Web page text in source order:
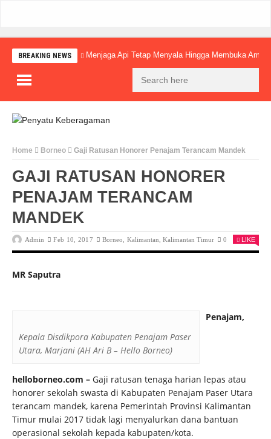
BREAKING NEWS Menjaga Api Tetap Menyala Hingga Membuka
Home Borneo Gaji Ratusan Honorer Penajam Terancam Mandek
GAJI RATUSAN HONORER
PENAJAM TERANCAM
MANDEK
Admin Feb 10, 2017 Borneo Kalimantan ,Kalimantan Timur 0 LIKE
MR Saputra
Kepala Disdikpora Kabupaten Penajam Paser
Utara, Marjani (AH Ari B – Hello Borneo)
Penajam,
helloborneo.com – Gaji ratusan tenaga harian lepas atau
honorer sekolah swasta di Kabupaten Penajam Paser Utara
terancam mandek, karena Pemerintah Provinsi Kalimantan
Timur mulai 2017 tidak lagi menyalurkan dana bantuan
operasional sekolah kepada kabupaten/kota.